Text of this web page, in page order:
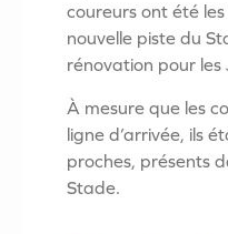
coureurs ont été
nouvelle piste du
rénovation pour les
À mesure que les
ligne d’arrivée, ils
proches, présents
Stade.